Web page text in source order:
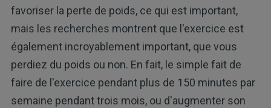
favoriser la perte de poids, ce qui est important,
mais les recherches montrent que l'exercice est
également incroyablement important, que vous
perdiez du poids ou non. En fait, le simple fait de
faire de l'exercice pendant plus de 150 minutes par
semaine pendant trois mois, ou d'augmenter son